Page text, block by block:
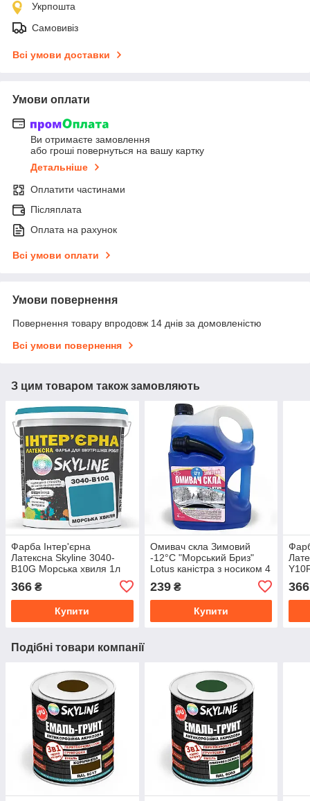
Укрпошта
Самовивіз
Всі умови доставки
Умови оплати
Ви отримаєте замовлення
або гроші повернуться на вашу картку
Детальніше
Оплатити частинами
Післяплата
Оплата на рахунок
Всі умови оплати
Умови повернення
Повернення товару впродовж 14 днів за домовленістю
Всі умови повернення
З цим товаром також замовляють
Фарба Інтер'єрна
Латексна Skyline 3040-
B10G Морська хвиля 1л
366 ₴
Купити
Омивач скла Зимовий
-12°C "Морський Бриз"
Lotus каністра з носиком 4
239₴
Купити
366
Подібні товари компанії